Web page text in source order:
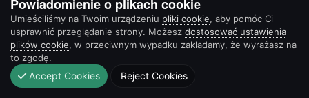
Bootleg)" "CT"
"misc/luz4fun/2.mp3" "Alan Walker - Diamond
Heart (feat. Sophia Somajo)" "TT"
"misc/luz4fun/3.mp3" "ALLE FARBEN &
YOUNOTUS & KELVIN JONES - ONLY THING
Powiadomienie o plikach cookie
Umieściliśmy na Twoim urządzeniu pliki cookie, aby pomóc Ci
usprawnić przeglądanie strony. Możesz dostosować ustawienia
plików cookie, w przeciwnym wypadku zakładamy, że wyrażasz na
to zgodę.
Accept Cookies Reject Cookies